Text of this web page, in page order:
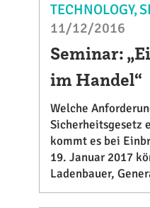
TECHNOLOGY
11/12/2016
Seminar:
im Handel“
Welche
Sicherheitsgesetz
kommt es bei
19. Januar 2017
Ladenbauer,